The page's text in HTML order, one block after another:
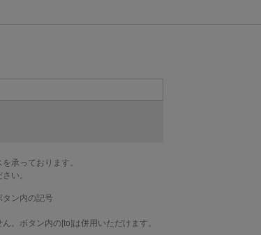
承っております。
い。
ン内の記号
。ボタン内の[to]は併用いただけます。